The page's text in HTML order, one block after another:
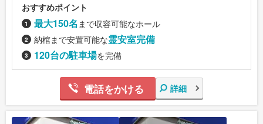
おすすめポイント
最大150名 まで収容可能なホール
納棺まで安置可能な霊安室完備
120台の駐車場を完備
電話をかける 詳細